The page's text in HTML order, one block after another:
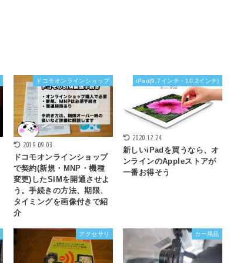
ドコモオンラインショップ
2019.09.03
ドコモオンラインショップ
で契約(新規・MNP・機種
変更)したSIMを開通させよ
う。手続きの方法、期限、
タイミングを画像付きで紹
介
iPad(9.7インチ・10.2インチ)
2020.12.24
新しいiPadを買うなら、オ
ンラインのAppleストアが
一番お得そう
アクセサリ カー用品